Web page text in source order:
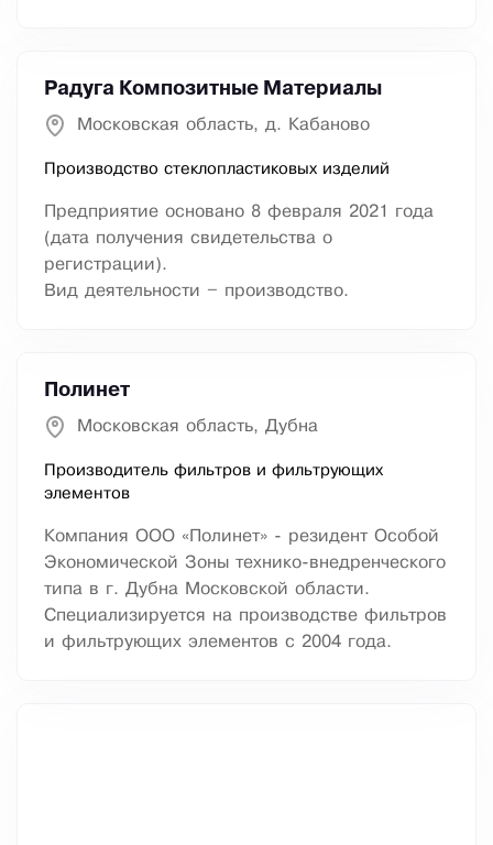
Радуга Композитные Материалы
Московская область, д. Кабаново
Производство стеклопластиковых изделий
Предприятие основано 8 февраля 2021 года
(дата получения свидетельства о
регистрации).
Вид деятельности – производство.
Полинет
Московская область, Дубна
Производитель фильтров и фильтрующих
элементов
Компания ООО «Полинет» - резидент Особой
Экономической Зоны технико-внедренческого
типа в г. Дубна Московской области.
Специализируется на производстве фильтров
и фильтрующих элементов с 2004 года.